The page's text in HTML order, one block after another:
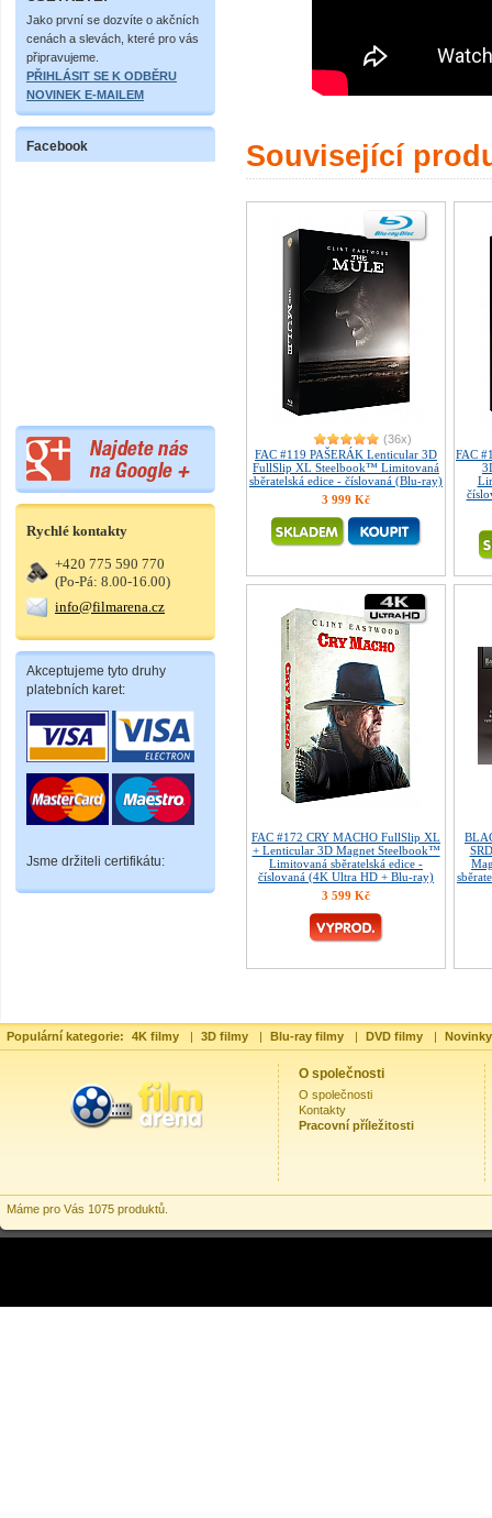
Jako první se dozvíte o akčních
cenách a slevách, které pro vás
připravujeme.
PŘIHLÁSIT SE K ODBĚRU
NOVINEK E-MAILEM
Facebook
Rychlé kontakty
+420 775 590 770
(Po-Pá: 8.00-16.00)
info@filmarena.cz
Akceptujeme tyto druhy
platebních karet:
Jsme držiteli certifikátu:
Související
(36x)
FAC #119 PAŠERÁK Lenticular 3D
FullSlip XL Steelbook™ Limitovaná
sběratelská edice - číslovaná (Blu-ray)
3 999 Kč
FAC
FAC #172 CRY MACHO FullSlip XL
+ Lenticular 3D Magnet Steelbook™
Limitovaná sběratelská edice -
číslovaná (4K Ultra HD + Blu-ray)
3 599 Kč
Populární kategorie: 4K filmy | 3D filmy | Blu-ray filmy | DVD filmy |
O společnosti
O společnosti
Kontakty
Pracovní příležitosti
Máme pro Vás 1075 produktů.